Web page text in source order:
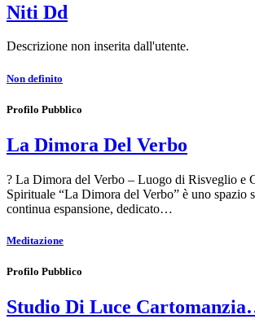
Niti Dd
Descrizione non inserita dall'utente.
Non definito
Profilo Pubblico
La Dimora Del Verbo
? La Dimora del Verbo – Luogo di Risveglio e
Spirituale “La Dimora del Verbo” è uno spazio
continua espansione, dedicato…
Meditazione
Profilo Pubblico
Studio Di Luce